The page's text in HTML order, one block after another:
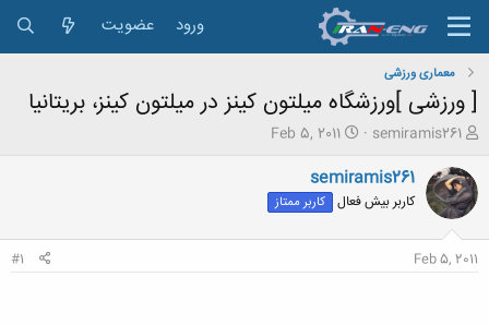
ورود عضویت
معماری ورزشی
[ ورزشی ]ورزشگاه میلتون کینز در میلتون کینز، بریتانیا
ش
و
ع
ک
ن
د
semiramis261
ت
ر
خ
Feb 5, 2011
semiramis261
کاربر بیش فعال کاربر ممتاز
Feb 5, 2011
#1